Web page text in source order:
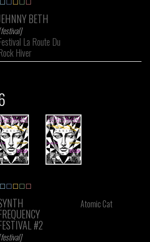
BETH
La Route Du
Hiver
#2
Atomic Cat